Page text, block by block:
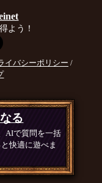
よう！
イバシーポリシー /
る
AIで質問を一括
快適に遊べま